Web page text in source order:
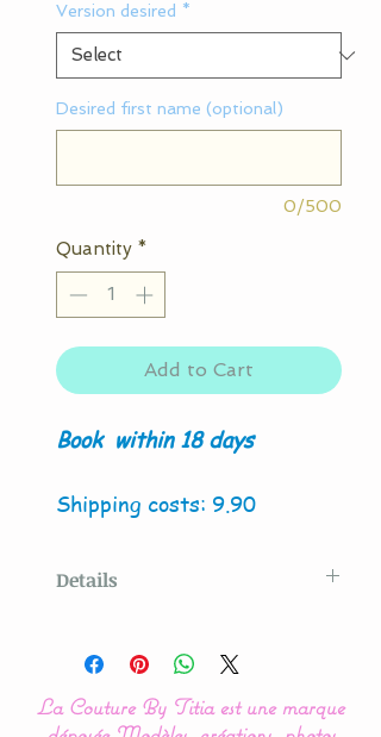
Version desired *
Desired first name (optional)
0/500
Quantity *
Add to Cart
Book within 18 days
Shipping costs: 9.90
Details
La Couture By Titia
La Couture By Titia est une marque